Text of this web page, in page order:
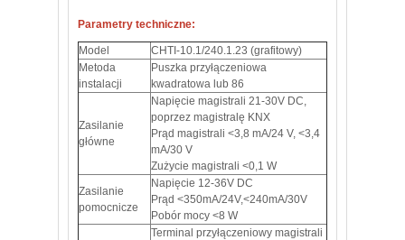
Parametry techniczne:
Model
CHTI-10.1/240.1.23 (grafitowy)
Metoda
instalacji
Puszka przyłączeniowa
kwadratowa lub 86
Zasilanie
główne
Napięcie magistrali 21-30V DC,
poprzez magistralę KNX
Prąd magistrali <3,8 mA/24 V, <3,4
mA/30 V
Zużycie magistrali <0,1 W
Zasilanie
pomocnicze
Napięcie 12-36V DC
Prąd <350mA/24V,<240mA/30V
Pobór mocy <8 W
Terminal przyłączeniowy magistrali